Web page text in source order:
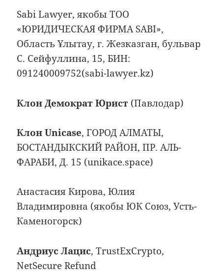
Sabi Lawyer, якобы ТОО
«ЮРИДИЧЕСКАЯ ФИРМА SABI»,
Область Ұлытау, г. Жезказган, бульвар
С. Сейфуллина, 15, БИН:
091240009752(sabi-lawyer.kz)
Клон Демократ Юрист (Павлодар)
Клон Unicase, ГОРОД АЛМАТЫ,
БОСТАНДЫКСКИЙ РАЙОН, ПР. АЛЬ-
ФАРАБИ, Д. 15 (unikace.space)
Анастасия Кирова, Юлия
Владимировна (якобы ЮК Союз, Усть-
Каменогорск)
Андриус Лацис, TrustExCrypto,
NetSecure Refund